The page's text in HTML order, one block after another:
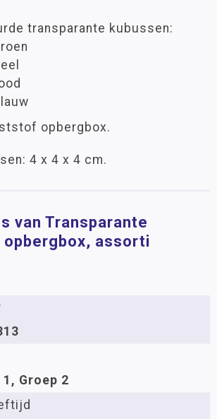
transparante kubussen:
opbergbox.
4 x 4 x 4 cm.
van Transparante
opbergbox, assorti
Groep 2